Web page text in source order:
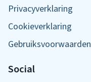
Privacyverklaring
Cookieverklaring
Gebruiksvoorwaarden
Social